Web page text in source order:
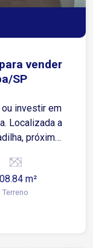
vender
SP
investir em
a
próxima
à
15 minutos
m²
Terreno